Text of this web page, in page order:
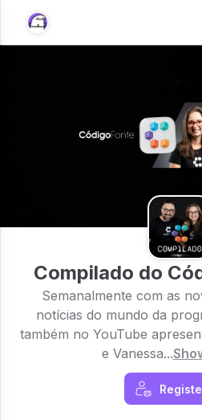
Compilado do
Semanalmente com as
notícias do mundo da
também no YouTube
e Vanessa...